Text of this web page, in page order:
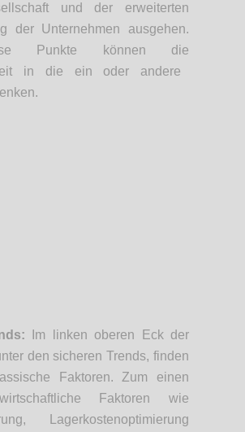
und der erweiterten
der Unternehmen ausgehen.
Punkte können die
in die ein oder andere
Im linken oberen Eck der
den sicheren Trends, finden
Faktoren. Zum einen
Faktoren
wie
Lagerkostenoptimierung